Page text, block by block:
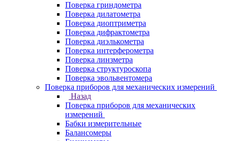
Поверка гриндометра
Поверка дилатометра
Поверка диоптриметра
Поверка дифрактометра
Поверка диэлькометра
Поверка интерферометра
Поверка линзметра
Поверка структуроскопа
Поверка эвольвентомера
Поверка приборов для механических измерений
Назад
Поверка приборов для механических
измерений
Бабки измерительные
Балансомеры